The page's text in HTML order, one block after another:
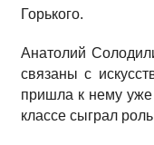
Горького.
Анатолий
связаны с
пришла к нему уже
классе сыграл